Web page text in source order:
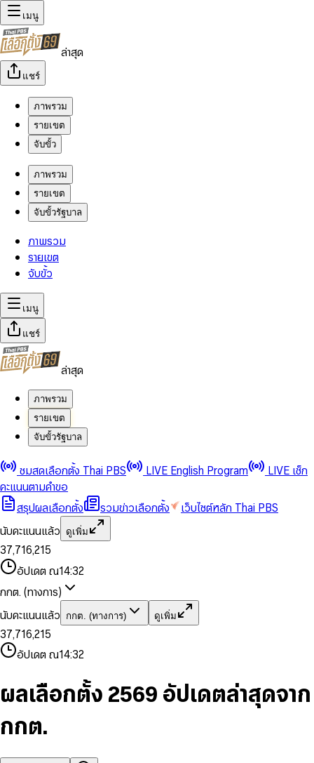
เมนู
ล่าสุด
แชร์
ภาพรวม
รายเขต
จับขั้ว
ภาพรวม
รายเขต
จับขั้วรัฐบาล
ภาพรวม
รายเขต
จับขั้ว
เมนู
แชร์
ล่าสุด
ภาพรวม
รายเขต
จับขั้วรัฐบาล
ชมสดเลือกตั้ง Thai PBS LIVE English Program
LIVE เช็ก
คะแนนตามคำขอ
สรุปผลเลือกตั้ง
รวมข่าวเลือกตั้ง
เว็บไซต์หลัก Thai PBS
นับคะแนนแล้ว
ดูเพิ่ม
0
1
2
3
4
5
6
8
9
0
1
2
3
4
5
6
7
8
9
,
0
1
2
4
6
7
8
9
0
1
2
3
4
5
6
7
8
9
0
1
3
5
6
7
8
9
,
1
2
4
5
7
8
9
0
1
3
4
6
7
8
9
0
2
3
4
5
7
8
อัปเดต ณ14:32
กกต. (ทางการ)
นับคะแนนแล้ว
กกต. (ทางการ) ดูเพิ่ม
0
1
2
3
4
5
7
8
0
1
2
4
5
6
7
8
9
,
0
1
2
4
6
7
8
9
0
1
2
3
5
6
8
9
0
1
3
5
6
7
8
,
1
2
4
6
7
9
0
1
3
5
6
8
9
0
2
3
4
5
7
9
อัปเดต ณ14:32
ผลเลือกตั้ง 2569 อัปเดตล่าสุดจาก
กกต.